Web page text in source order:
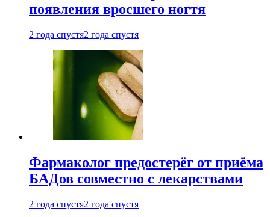
появления вросшего ногтя
2 года спустя2 года спустя
Фармаколог предостерёг от приёма
БАДов совместно с лекарствами
2 года спустя2 года спустя